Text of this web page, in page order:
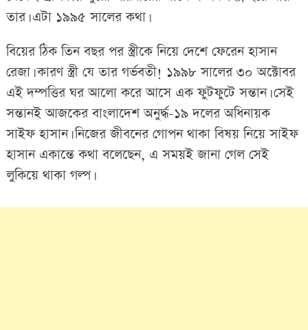
তার। এটা ১৯৯৫ সালের কথা।
বিয়ের ঠিক তিন বছর পর স্ত্রীকে নিয়ে দেশে ফেরেন হাসান
রেজা। কারণ স্ত্রী যে তার গর্ভবতী! ১৯৯৮ সালের ৩০ অক্টোবর
এই দম্পত্তির ঘর আলো করে আসে এক ফুটফুটে সন্তান। সেই
সন্তানই আজকের বাংলাদেশ অনুর্দ্ধ-১৯ দলের অধিনায়ক
সাইফ হাসান। নিজের জীবনের গোপন থাকা বিষয় নিয়ে সাইফ
হাসান একান্তে কথা বলেছেন, এ সময়ই জানা গেল সেই
লুকিয়ে থাকা গল্প।